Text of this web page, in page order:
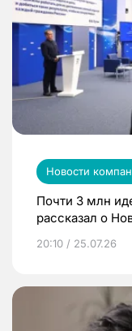
Новости
Почти 3 млн
рассказал о
20:10 / 25.07.26